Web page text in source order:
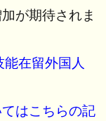
が期待されま
在留外国人
はこちらの記